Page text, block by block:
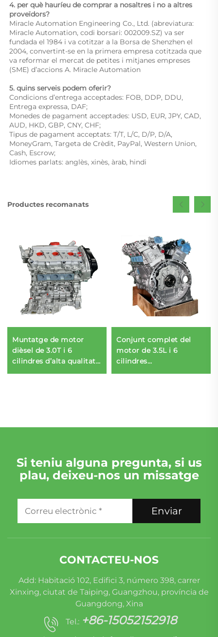
4. per què hauríeu de comprar a nosaltres i no a altres
proveïdors?
Miracle Automation Engineering Co., Ltd. (abreviatura:
Miracle Automation, codi borsari: 002009.SZ) va ser
fundada el 1984 i va cotitzar a la Borsa de Shenzhen el
2004, convertint-se en la primera empresa cotitzada que
va reformar el mercat de petites i mitjanes empreses
(SME) d’accions A. Miracle Automation
5. quins serveis podem oferir?
Condicions d’entrega acceptades: FOB, DDP, DDU,
Entrega expressa, DAF;
Monedes de pagament acceptades: USD, EUR, JPY, CAD,
AUD, HKD, GBP, CNY, CHF;
Tipus de pagament acceptats: T/T, L/C, D/P, D/A,
MoneyGram, Targeta de Crèdit, PayPal, Western Union,
Cash, Escrow;
Idiomes parlats: anglès, xinès, àrab, hindi
Productes recomanats
Muntatge de motor
dièsel de 3.0T i 6
cilindres d’alta qualitat,
molt demandat, codi
Conjunt complet del
motor de 3.5L i 6
cilindres
remanufacturat i
Si teniu alguna pregunta, si us
plau, deixeu-nos un missatge
Enviar
CONTACTEU-NOS
Add: Habitació 102, Edifici 3, número 398, carrer
Xinxing, ciutat de Taiping, Guangzhou, província de
Guangdong, Xina
Tel.: +86-15052152918